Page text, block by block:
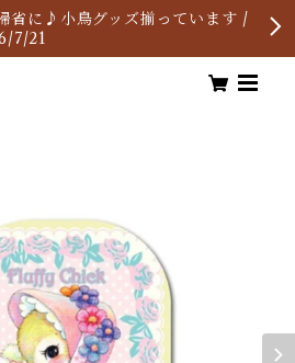
省に♪小鳥グッズ揃っています /
7/21